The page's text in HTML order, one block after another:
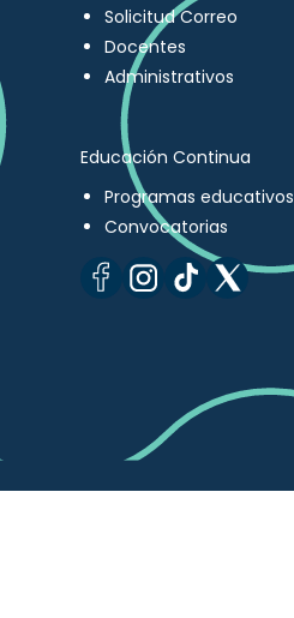
Solicitud Correo
Docentes
Administrativos
Educación Continua
Programas educativos
Convocatorias